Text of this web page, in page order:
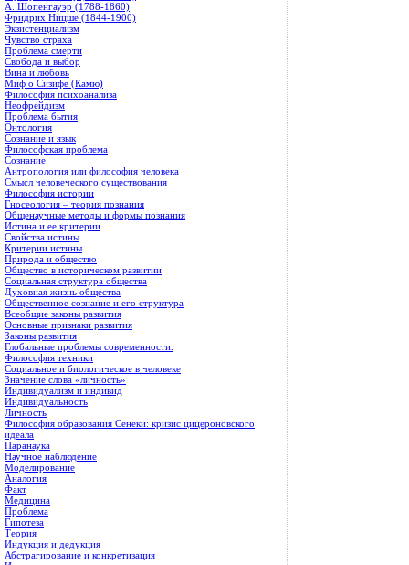
А. Шопенгауэр (1788-1860)
Фридрих Ницше (1844-1900)
Экзистенциализм
Чувство страха
Проблема смерти
Свобода и выбор
Вина и любовь
Миф о Сизифе (Камю)
Философия психоанализа
Неофрейдизм
Проблема бытия
Онтология
Сознание и язык
Философская проблема
Сознание
Антропология или философия человека
Смысл человеческого существования
Философия истории
Гносеология – теория познания
Общенаучные методы и формы познания
Истина и ее критерии
Свойства истины
Критерии истины
Природа и общество
Общество в историческом развитии
Социальная структура общества
Духовная жизнь общества
Общественное сознание и его структура
Всеобщие законы развития
Основные признаки развития
Законы развития
Глобальные проблемы современности.
Философия техники
Социальное и биологическое в человеке
Значение слова «личность»
Индивидуализм и индивид
Индивидуальность
Личность
Философия образования Сенеки: кризис цицероновского
идеала
Паранаука
Научное наблюдение
Моделирование
Аналогия
Факт
Медицина
Проблема
Гипотеза
Теория
Индукция и дедукция
Абстрагирование и конкретизация